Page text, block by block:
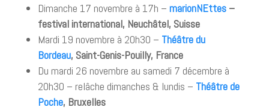
Dimanche 17 novembre à 17h – marionNEttes–
festival international, Neuchâtel, Suisse
Mardi 19 novembre à 20h30 – Théâtre du
Bordeau, Saint-Genis-Pouilly, France
Du mardi 26 novembre au samedi 7 décembre à
20h30 – relâche dimanches & lundis – Théâtre de
Poche, Bruxelles